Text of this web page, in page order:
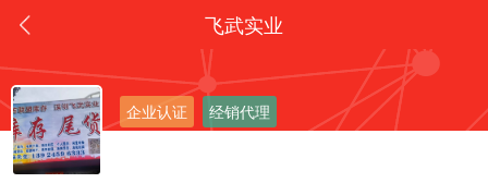
飞武实业
企业认证 经销代理